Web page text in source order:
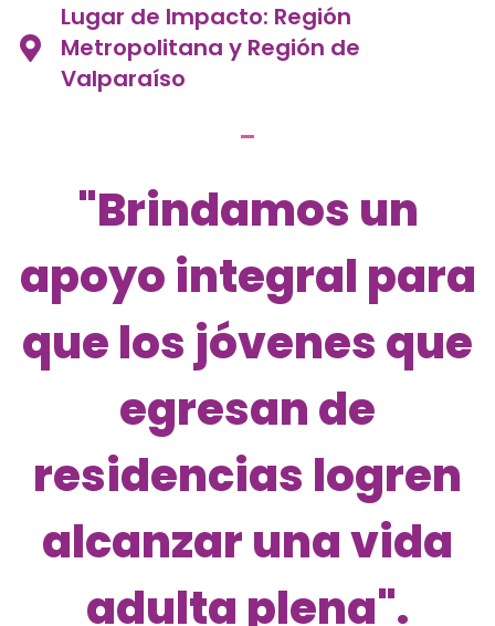
Lugar de Impacto: Región
Metropolitana y Región de
Valparaíso
"Brindamos un
apoyo integral para
que los jóvenes que
egresan de
residencias logren
alcanzar una vida
adulta plena".